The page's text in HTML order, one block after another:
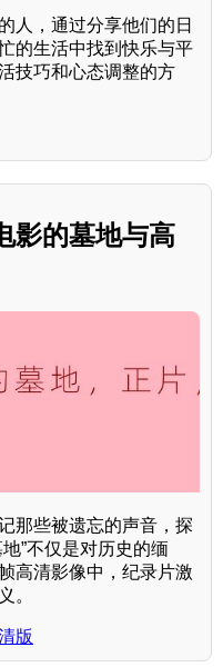
人，通过分享他们的日
的生活中找到快乐与平
技巧和心态调整的方
影的墓地与高
那些被遗忘的声音，探
”不仅是对历史的缅
高清影像中，纪录片激
。
版